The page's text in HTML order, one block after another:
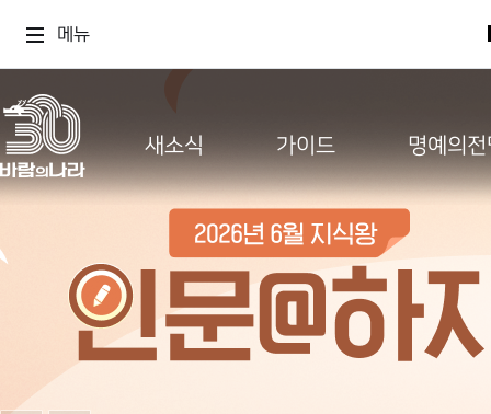
메뉴
새소식 가이드 명예의